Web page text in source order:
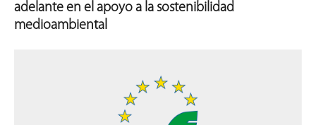
adelante en el apoyo a la sostenibilidad
medioambiental